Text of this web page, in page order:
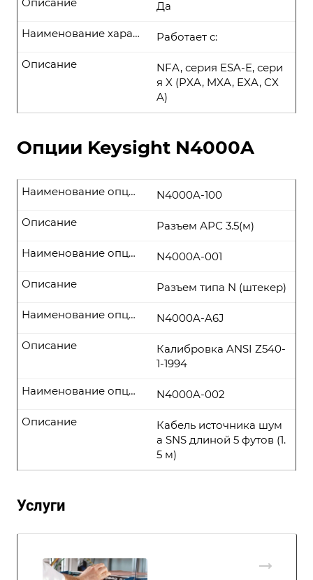
Да
Работает с:
Наименование характеристики
NFA, серия ESA-E, сери
я X (PXA, MXA, EXA, CX
A)
Описание
Опции Keysight N4000A
N4000A-100
Наименование опции
Разъем АРС 3.5(м)
Описание
N4000A-001
Наименование опции
Разъем типа N (штекер)
Описание
N4000A-A6J
Наименование опции
Калибровка ANSI Z540-
1-1994
Описание
N4000A-002
Наименование опции
Кабель источника шум
а SNS длиной 5 футов (1.
5 м)
Описание
Услуги